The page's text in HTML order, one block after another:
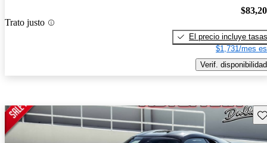
Trato justo
El precio incluye tasas
$1,731/mes
Verif. disponibilidad